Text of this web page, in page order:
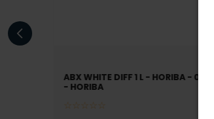
ABX WHITE DIFF 1 L - HORIBA - 02125
- HORIBA
☆ ☆ ☆ ☆ ☆